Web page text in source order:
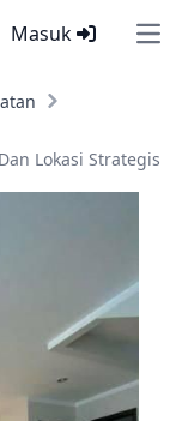
Masuk
Lokasi Strategis